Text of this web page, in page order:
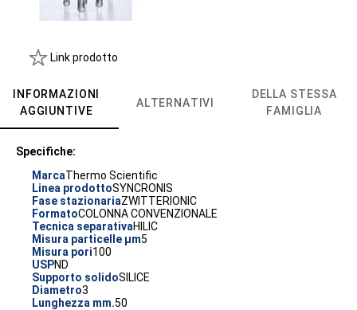
Link prodotto
INFORMAZIONI
AGGIUNTIVE
ALTERNATIVI
DELLA STESSA
FAMIGLIA
Specifiche:
MarcaThermo Scientific
Linea prodottoSYNCRONIS
Fase stazionariaZWITTERIONIC
FormatoCOLONNA CONVENZIONALE
Tecnica separativaHILIC
Misura particelle µm5
Misura pori100
USPND
Supporto solidoSILICE
Diametro3
Lunghezza mm.50